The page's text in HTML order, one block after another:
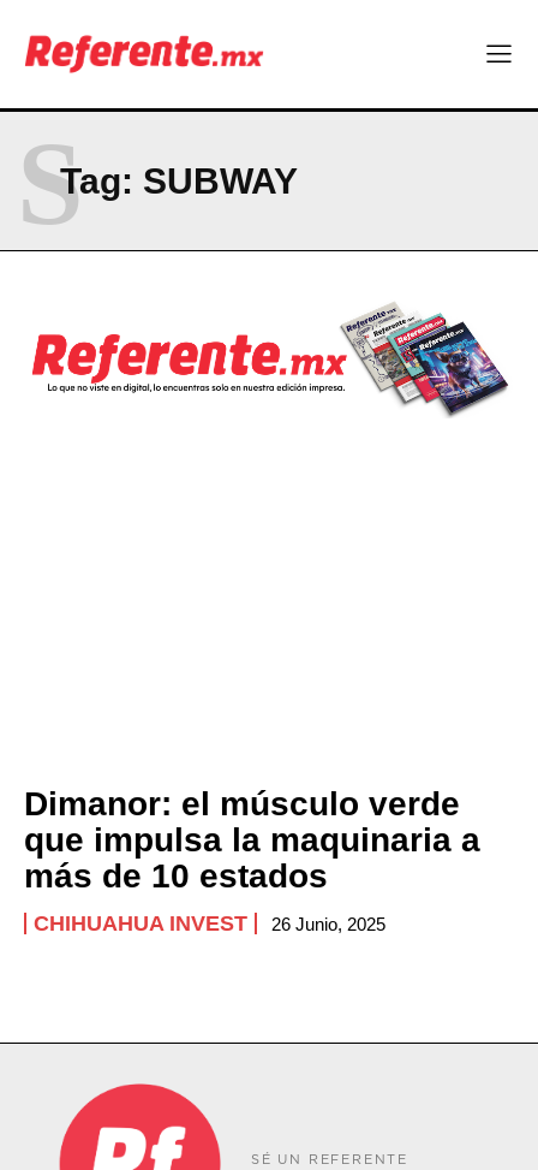
Linux nació como un hobby y hoy mueve la tecnología global
Los 40 ya no son la mitad de la vida: son el nuevo punto de
partida
ABOUT
CONTACT
Tag: SUBWAY
S
Dimanor: el músculo verde
que impulsa la maquinaria a
más de 10 estados
CHIHUAHUA INVEST 26 Junio, 2025
SÉ UN REFERENTE